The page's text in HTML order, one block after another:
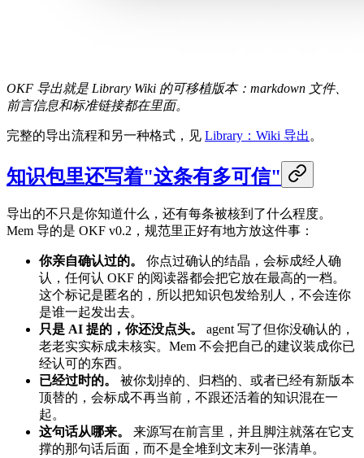
OKF 导出就是 Library Wiki 的可移植版本：markdown 文件、
前言信息和标准链接都在里面。
完整的导出流程和另一种格式，见 Library：Wiki 导出 。
知识包里还写着"这条有多可信"
导出的不只是你知道什么，还有每条被核到了什么程度。
Mem 导的是 OKF v0.2，规范里正好有地方放这件事：
你亲自确认过的。
你点过确认的结晶，会标成经人确
认，任何认 OKF 的阅读器都会把它放在最高的一档。
这个标记是匿名的，所以把知识包发给别人，不会连你
是谁一起发出去。
只是 AI 提的，你还没点头。
agent 写了但你没确认的，
老老实实标成未核实。Mem 不会把自己的建议装成你已
经认可的东西。
已经过时的。
被你划掉的、归档的、或者已经有新版本
顶替的，会标成不再当前，不跟还活着的知识混在一
起。
这句话从哪来。
来源写在前言里，并且脚注就落在它支
撑的那句话后面，而不是全堆到文末列一张清单。